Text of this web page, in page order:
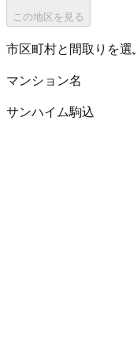
この地区を見る
市区町村と間取りを選
マンション名
サンハイム駒込